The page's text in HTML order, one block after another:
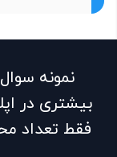
نمونه
بیشتری در
فقط تعداد